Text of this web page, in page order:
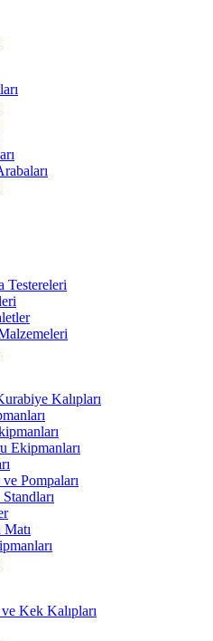
Testereleri
Kalıpları
Ekipmanları
Pompaları
Kek Kalıpları